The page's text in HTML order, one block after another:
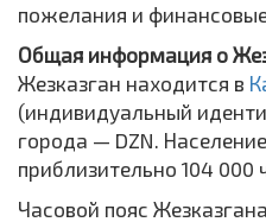
пожелания и
Общая информация о
Жезказган находится в
(индивидуальный
города — DZN.
приблизительно 104 000
Часовой пояс